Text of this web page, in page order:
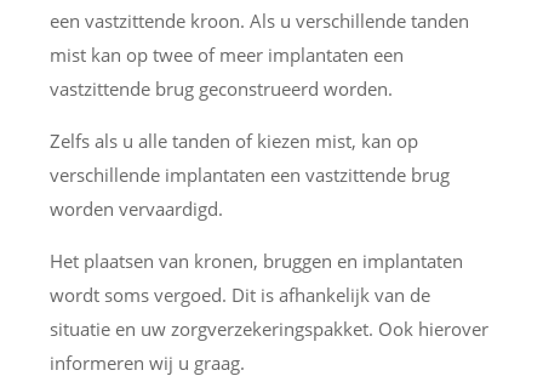
een vastzittende kroon. Als u verschillende tanden
mist kan op twee of meer implantaten een
vastzittende brug geconstrueerd worden.
Zelfs als u alle tanden of kiezen mist, kan op
verschillende implantaten een vastzittende brug
worden vervaardigd.
Het plaatsen van kronen, bruggen en implantaten
wordt soms vergoed. Dit is afhankelijk van de
situatie en uw zorgverzekeringspakket. Ook hierover
informeren wij u graag.